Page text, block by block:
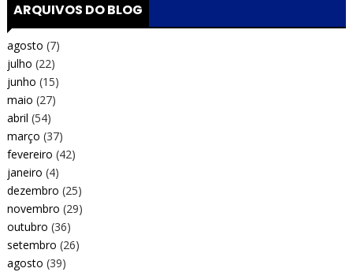
ARQUIVOS DO BLOG
agosto (7)
julho (22)
junho (15)
maio (27)
abril (54)
março (37)
fevereiro (42)
janeiro (4)
dezembro (25)
novembro (29)
outubro (36)
setembro (26)
agosto (39)